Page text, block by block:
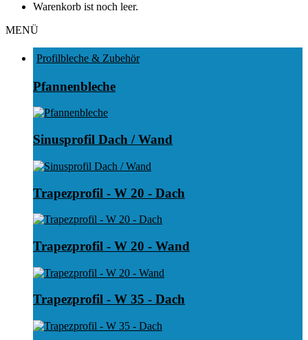
Warenkorb ist noch leer.
MENÜ
Profilbleche & Zubehör
Pfannenbleche
Sinusprofil Dach / Wand
Trapezprofil - W 20 - Dach
Trapezprofil - W 20 - Wand
Trapezprofil - W 35 - Dach